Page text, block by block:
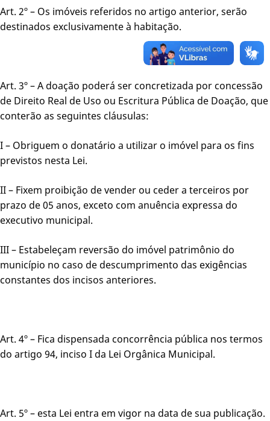
Art. 2º – Os imóveis referidos no artigo anterior, serão
destinados exclusivamente à habitação.
Art. 3º – A doação poderá ser concretizada por concessão
de Direito Real de Uso ou Escritura Pública de Doação, que
conterão as seguintes cláusulas:
I – Obriguem o donatário a utilizar o imóvel para os fins
previstos nesta Lei.
II – Fixem proibição de vender ou ceder a terceiros por
prazo de 05 anos, exceto com anuência expressa do
executivo municipal.
III – Estabeleçam reversão do imóvel patrimônio do
município no caso de descumprimento das exigências
constantes dos incisos anteriores.
Art. 4º – Fica dispensada concorrência pública nos termos
do artigo 94, inciso I da Lei Orgânica Municipal.
Art. 5º – esta Lei entra em vigor na data de sua publicação.